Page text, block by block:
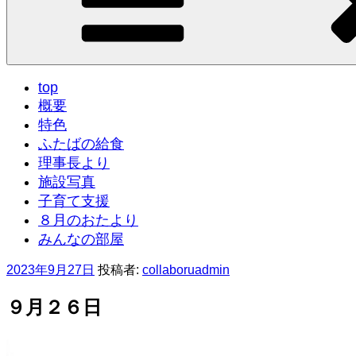
top
概要
特色
ふたばの給食
理事長より
施設写真
子育て支援
８月のおたより
みんなの部屋
投
日:
2023年9月27日 投稿者: collaboruadmin
９月２６日